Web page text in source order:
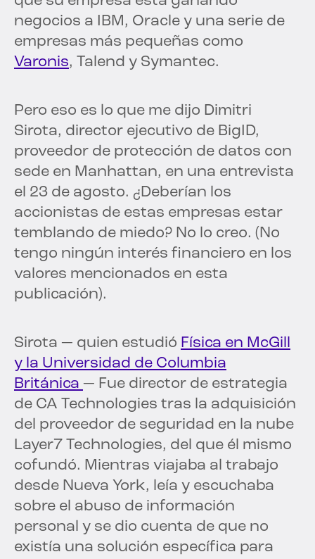
negocios a IBM, Oracle y una serie de
empresas más pequeñas como
Varonis, Talend y Symantec.
Pero eso es lo que me dijo Dimitri
Sirota, director ejecutivo de BigID,
proveedor de protección de datos con
sede en Manhattan, en una entrevista
el 23 de agosto. ¿Deberían los
accionistas de estas empresas estar
temblando de miedo? No lo creo. (No
tengo ningún interés financiero en los
valores mencionados en esta
publicación).
Sirota — quien estudió Física en McGill
y la Universidad de Columbia
Británica — Fue director de estrategia
de CA Technologies tras la adquisición
del proveedor de seguridad en la nube
Layer7 Technologies, del que él mismo
cofundó. Mientras viajaba al trabajo
desde Nueva York, leía y escuchaba
sobre el abuso de información
personal y se dio cuenta de que no
existía una solución específica para